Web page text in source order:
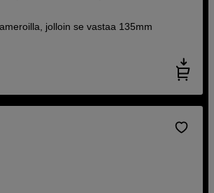
jolloin se vastaa 135mm